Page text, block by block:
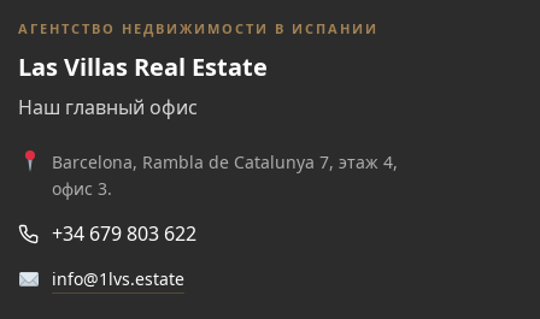
АГЕНТСТВО НЕДВИЖИМОСТИ В ИСПАНИИ
Las Villas Real Estate
Наш главный офис
Barcelona, Rambla de Catalunya 7, этаж 4,
офис 3.
+34 679 803 622
info@1lvs.estate